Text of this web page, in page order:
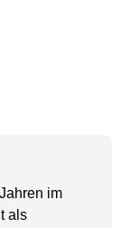
im
als